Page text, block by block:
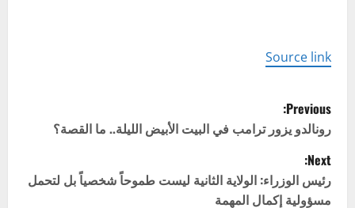
Source link
P
o
s
Previous:
رونالدو يزور ترامب في البيت الأبيض الليلة.. ما القصة؟
Next:
رئيس الوزراء: الولاية الثانية ليست طموحاً شخصياً بل لتحمل
مسؤولية إكمال المهمة